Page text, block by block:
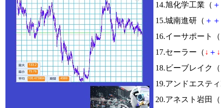
14.旭化学工業（ ＋
15.城南進研（ ＋ ＋
16.イーサポート（
17.セーラー（ ↓ ＋ ↓
18.ビーブレイク（
19.アンドエステ
20.アネスト岩田（